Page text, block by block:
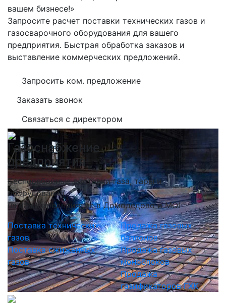
вашем бизнесе!»
Запросите расчет поставки технических газов и
газосварочного оборудования для вашего
предприятия. Быстрая обработка заказов и
выставление коммерческих предложений.
Запросить ком. предложение
Заказать звонок
Связаться с директором
Газоснабжение
предприятия
Бесперебойные поставки газа, тары и
оборудования
на ваше предприятие в Домодедово и МО!
Поставка технических
газов
Поставка сжиженных
газов
Продажа газовых
баллонов
Продажа газовых
моноблоков
Продажа
газификаторов ГХК